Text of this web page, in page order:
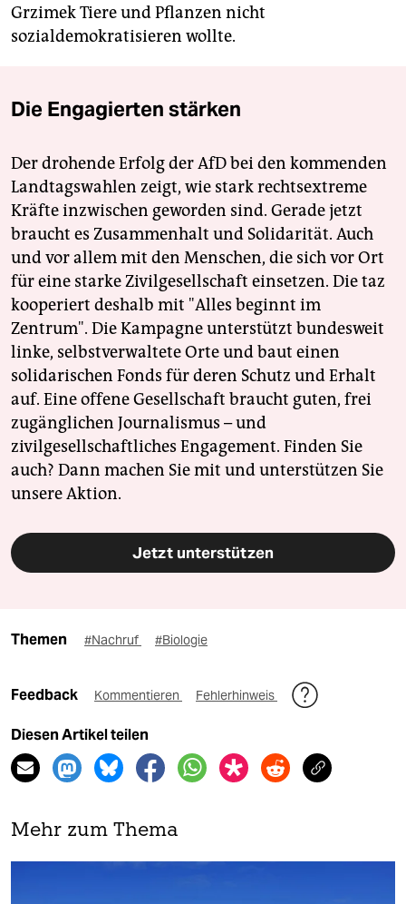
Grzimek Tiere und Pflanzen nicht
sozialdemokratisieren wollte.
Die Engagierten stärken
Der drohende Erfolg der AfD bei den kommenden
Landtagswahlen zeigt, wie stark rechtsextreme
Kräfte inzwischen geworden sind. Gerade jetzt
braucht es Zusammenhalt und Solidarität. Auch
und vor allem mit den Menschen, die sich vor Ort
für eine starke Zivilgesellschaft einsetzen. Die taz
kooperiert deshalb mit "Alles beginnt im
Zentrum". Die Kampagne unterstützt bundesweit
linke, selbstverwaltete Orte und baut einen
solidarischen Fonds für deren Schutz und Erhalt
auf. Eine offene Gesellschaft braucht guten, frei
zugänglichen Journalismus – und
zivilgesellschaftliches Engagement. Finden Sie
auch? Dann machen Sie mit und unterstützen Sie
unsere Aktion.
Jetzt unterstützen
Themen #Nachruf #Biologie
Feedback Kommentieren Fehlerhinweis
Diesen Artikel teilen
Mehr zum Thema